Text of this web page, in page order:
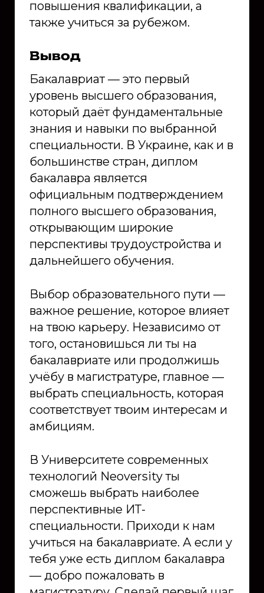
повышения квалификации, а
также учиться за рубежом.
Вывод
Бакалавриат — это первый
уровень высшего образования,
который даёт фундаментальные
знания и навыки по выбранной
специальности. В Украине, как и в
большинстве стран, диплом
бакалавра является
официальным подтверждением
полного высшего образования,
открывающим широкие
перспективы трудоустройства и
дальнейшего обучения.
Выбор образовательного пути —
важное решение, которое влияет
на твою карьеру. Независимо от
того, остановишься ли ты на
бакалавриате или продолжишь
учёбу в магистратуре, главное —
выбрать специальность, которая
соответствует твоим интересам и
амбициям.
В Университете современных
технологий Neoversity ты
сможешь выбрать наиболее
перспективные ИТ-
специальности. Приходи к нам
учиться на бакалавриате. А если у
тебя уже есть диплом бакалавра
— добро пожаловать в